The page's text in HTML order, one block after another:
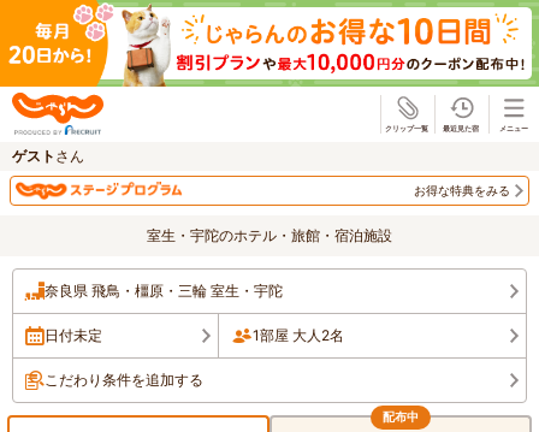
ゲスト さん
お得な特典をみる
室生・宇陀のホテル・旅館・宿泊施設
奈良県 飛鳥・橿原・三輪 室生・宇陀
日付未定 1部屋 大人2名
こだわり条件を追加する